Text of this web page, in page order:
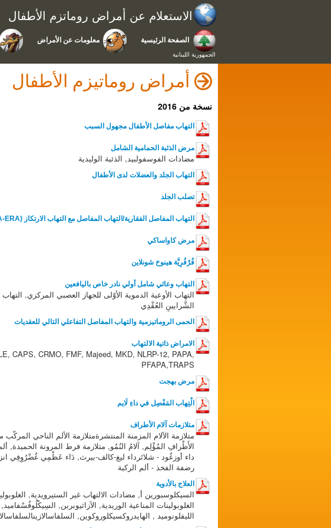
الاستعلام عن أمراض روماتزم الأطفال
الصفحة الرئيسية
الجمهورية اللبنانية
معلومات عن الأمراض
أمراض روماتيزم الأطفال
نسخة من 2016
التهاب مفاصل الأطفال مجهول السبب
مرض الذئبة الحمامية الشامل
مضادات الفوسفولبيد, الذئبة الوليدية
التهاب الجلد والعضلات لدى الأطفال
تصلب الجلد
التهاب المفاصل الفقارية/التهاب المفاصل مع التهاب الارتكاز (JSPA-ERA) الطفولي
مرض كاواساكي
فُرْفُرِيَّة هينوخ شونلاين
التهاب وعائي شامل أولي نادر خاص باليافعين
التهاب الأوعية الدموية الأوّلى للجهاز العصبي المركزي,
الشَّرايينِ العُقْدِي
الحمى الروماتيزمية والتهاب المفاصل التفاعلي التالي للعقديات
الامراض ذاتية الالتهاب
CAPS, CRMO, FMF, Majeed, MKD, NLRP-12, PAPA,
PFAPA,TRAPS
مرض بهجت
الْتِهاب المَفْصِل في داءِ لَايم
متلازمات آلام الأطراف
متلازمة الآلام المزمنة المنتشرةمتلازمة الألم الناحي
الأَطْرافِ المُؤْلِم, آلامُ النُمُو, متلازمة فرط المرونة الحميدة,
داء أوزغُود - شلاتَرداء ليغ-كالف-بيرث, دَاء عَظْمِي غُضْرُوِفِي
رضفة الفخذ - ألم الركبة
العلاج بالأدوية
السيكلوسبورين أ, مضادات الالتهاب غير الستيرويدية,
الغلوبولينات المناعية الوريدية, الآزاثيوبرين,
الليفلونوميد , الهايدروكسيكلوروكوين,